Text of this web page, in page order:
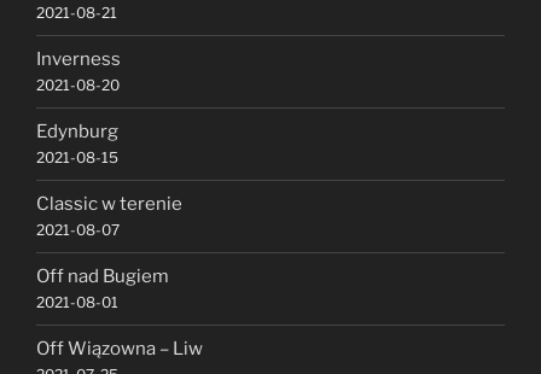
2021-08-21
Inverness
2021-08-20
Edynburg
2021-08-15
Classic w terenie
2021-08-07
Off nad Bugiem
2021-08-01
Off Wiązowna – Liw